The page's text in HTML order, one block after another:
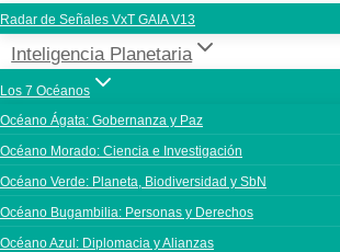
Radar de Señales VxT GAIA V13
Inteligencia Planetaria
Los 7 Océanos
Océano Ágata: Gobernanza y Paz
Océano Morado: Ciencia e Investigación
Océano Verde: Planeta, Biodiversidad y SbN
Océano Bugambilia: Personas y Derechos
Océano Azul: Diplomacia y Alianzas